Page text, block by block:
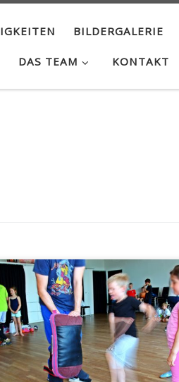
BILDERGALERIE
DAS TEAM KONTAKT